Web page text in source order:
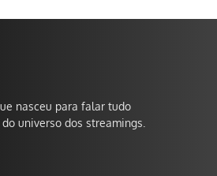
nasceu para falar tudo
universo dos streamings.